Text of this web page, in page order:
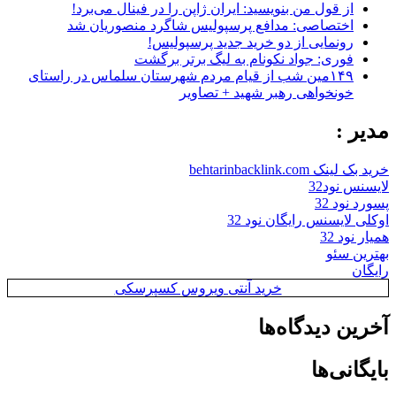
از قول من بنویسید: ایران ژاپن را در فینال می‌برد!
اختصاصی: مدافع پرسپولیس شاگرد منصوریان شد
رونمایی از دو خرید جدید پرسپولیس!
فوری: جواد نکونام به لیگ برتر برگشت
۱۴۹مین شب از قیام مردم شهرستان سلماس در راستای
خونخواهی رهبر شهید + تصاویر
مدیر :
خرید بک لینک behtarinbacklink.com
لایسنس نود32
پسورد نود 32
اوکلی لایسنس رایگان نود 32
همیار نود 32
بهترین سئو
رایگان
خرید آنتی ویروس کسپرسکی
آخرین دیدگاه‌ها
بایگانی‌ها